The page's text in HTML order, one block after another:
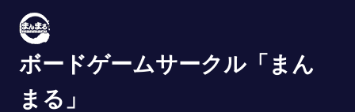
content
ボードゲームサークル「まん
まる」